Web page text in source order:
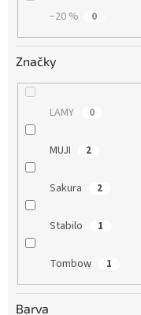
−20 % 0
Značky
LAMY 0
MUJI 2
Sakura 2
Stabilo 1
Tombow 1
Barva